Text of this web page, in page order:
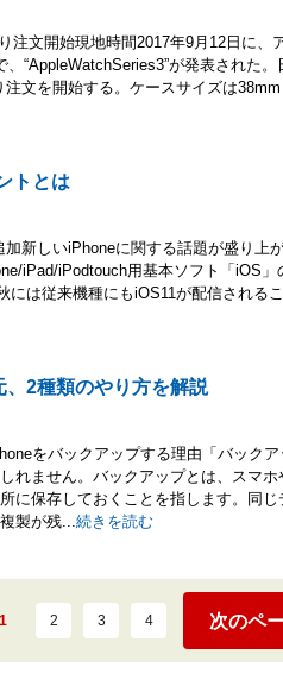
注文開始現地時間2017年9月12日に、
“AppleWatchSeries3”が発表された。
文を開始する。ケースサイズは
トとは
新しいiPhoneに関する話題が盛り上
iPad/iPodtouch用基本ソフト「iOS」
には従来機種にもiOS11が配信される
2種類のやり方を解説
をバックアップする理由「バック
れません。バックアップとは、スマホ
に保存しておくことを指します。同じ
製が残...続きを読む
1 2 3 4 次のペ